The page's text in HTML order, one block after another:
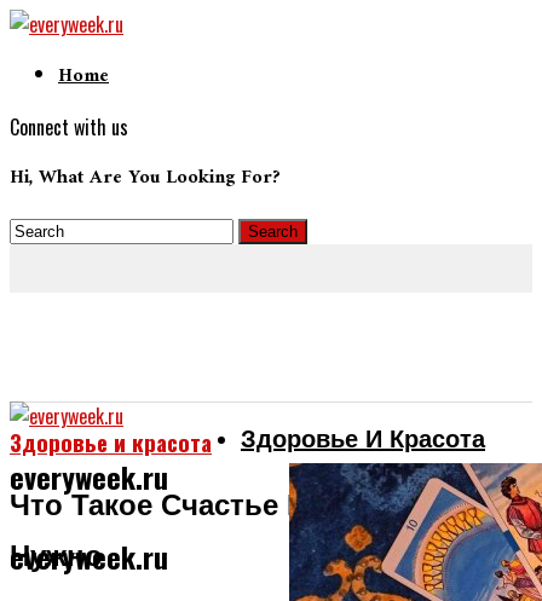
Home
Connect with us
Hi, What Are You Looking For?
everyweek.ru
everyweek.ru
Здоровье И Красота
Здоровье и красота
Что Такое Счастье И Для Чего Оно
Нужно